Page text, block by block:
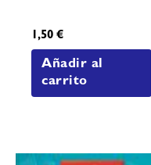
1,50€
Añadir al
carrito